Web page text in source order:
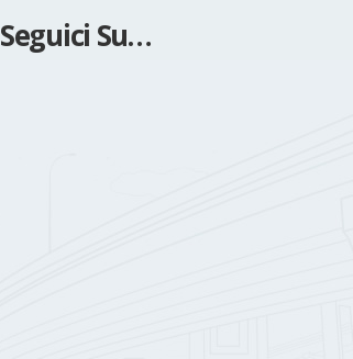
Seguici Su…